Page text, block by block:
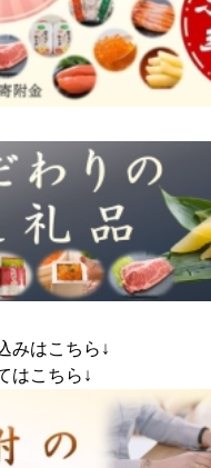
申込みはこち
はこちら↓